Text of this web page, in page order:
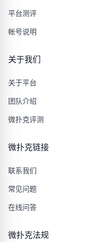
平台测评
帐号说明
关于我们
关于平台
团队介绍
微扑克评测
微扑克链接
联系我们
常见问题
在线问答
微扑克法规